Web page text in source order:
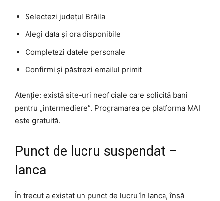
Selectezi județul Brăila
Alegi data și ora disponibile
Completezi datele personale
Confirmi și păstrezi emailul primit
Atenție: există site-uri neoficiale care solicită bani
pentru „intermediere”. Programarea pe platforma MAI
este gratuită.
Punct de lucru suspendat –
Ianca
În trecut a existat un punct de lucru în Ianca, însă